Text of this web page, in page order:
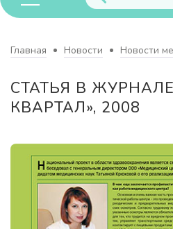
Главная Новости Новости
СТАТЬЯ В
КВАРТАЛ», 2008